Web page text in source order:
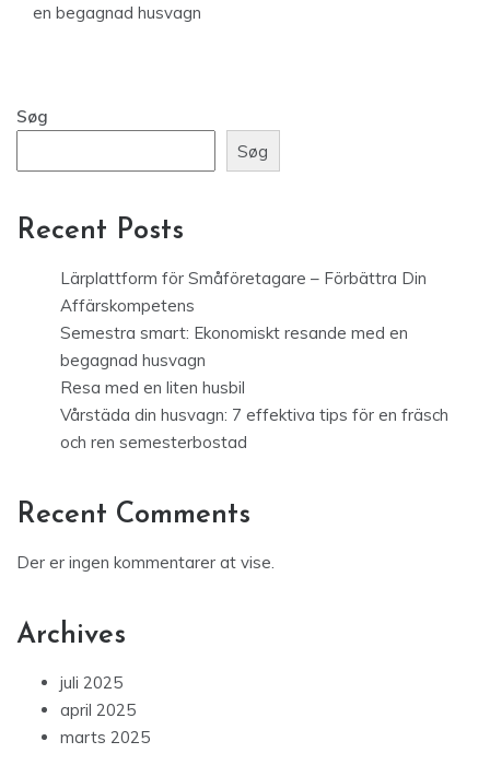
en begagnad husvagn
Søg
Søg
Recent Posts
Lärplattform för Småföretagare – Förbättra Din
Affärskompetens
Semestra smart: Ekonomiskt resande med en
begagnad husvagn
Resa med en liten husbil
Vårstäda din husvagn: 7 effektiva tips för en fräsch
och ren semesterbostad
Recent Comments
Der er ingen kommentarer at vise.
Archives
juli 2025
april 2025
marts 2025